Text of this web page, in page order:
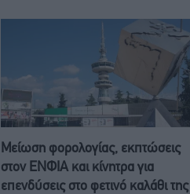
Μείωση φορολογίας, εκπτώσεις
στον ΕΝΦΙΑ και κίνητρα για
επενδύσεις στο φετινό καλάθι της